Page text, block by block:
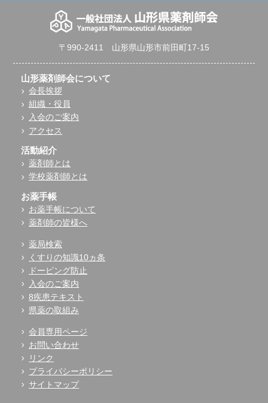
〒990-2411 山形県山形市前田町17-15
山形薬剤師会について
会長挨拶
組織・役員
入会のご案内
アクセス
活動紹介
薬剤師とは
学校薬剤師とは
お薬手帳
お薬手帳について
薬剤師の皆様へ
薬局検索
くすりの知識10ヵ条
ドーピング防止
入会のご案内
8疾患テキスト
県薬の取組み
会員専用ページ
お問い合わせ
リンク
プライバシーポリシー
サイトマップ